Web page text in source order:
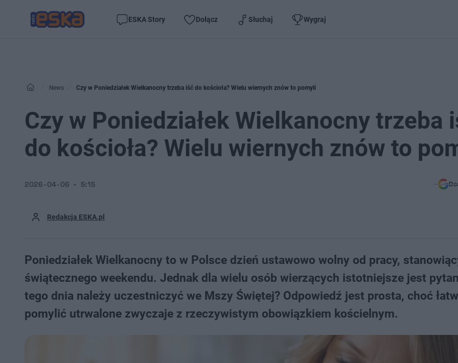
ESKA Story Dołącz Słuchaj Wygraj
News Czy w Poniedziałek Wielkanocny trzeba iść do kościoła? Wielu wiernych znów to pomyli
Czy w Poniedziałek Wielkanocny trzeba
do kościoła? Wielu wiernych znów to
Redakcja ESKA.pl
2026-04-06 5:15
Poniedziałek Wielkanocny to w Polsce dzień ustawowo wolny od pracy,
świątecznego weekendu. Jednak dla wielu osób wierzących istotniejsze jest
tego dnia należy uczestniczyć we Mszy Świętej? Odpowiedź jest prosta, choć
pomylić utrwalone zwyczaje z rzeczywistym obowiązkiem kościelnym.